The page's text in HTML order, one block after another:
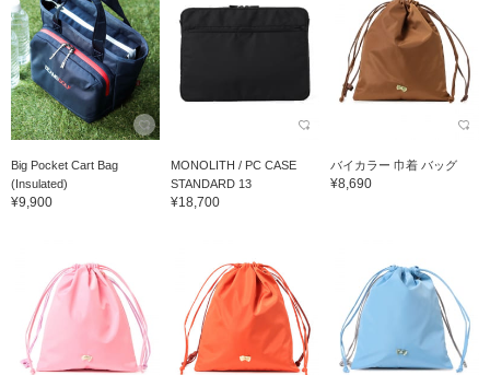
Big Pocket Cart Bag
(Insulated)
¥9,900
MONOLITH / PC CASE
STANDARD 13
¥18,700
バイカラー 巾着 バッグ
¥8,690